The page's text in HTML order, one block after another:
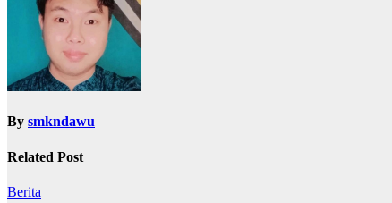
By smkndawu
Related Post
Berita